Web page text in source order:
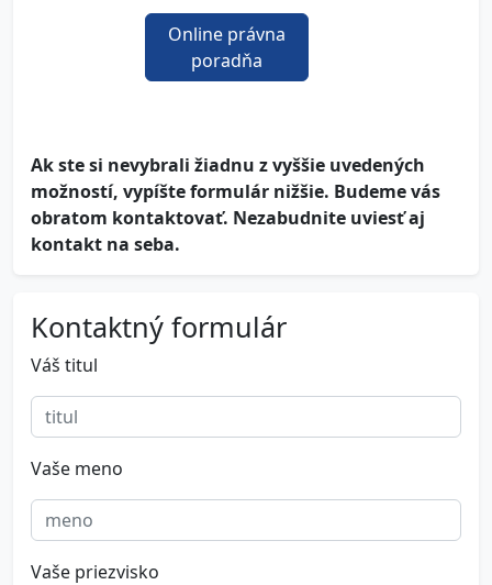
Online právna
poradňa
Ak ste si nevybrali žiadnu z vyššie uvedených
možností, vypíšte formulár nižšie. Budeme vás
obratom kontaktovať. Nezabudnite uviesť aj
kontakt na seba.
Kontaktný formulár
Váš titul
Vaše meno
Vaše priezvisko